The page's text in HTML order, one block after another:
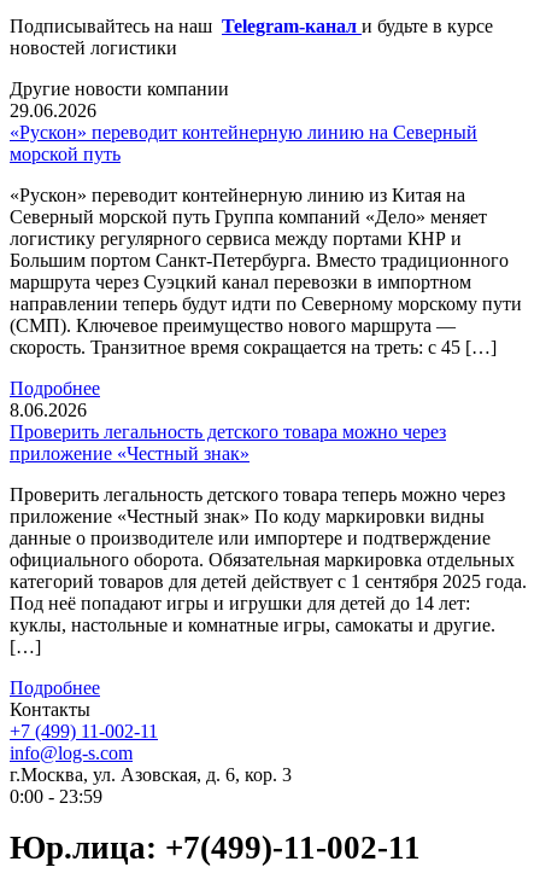
Подписывайтесь на наш Telegram-канал и будьте в курсе
новостей логистики
Другие новости компании
29.06.2026
«Рускон» переводит контейнерную линию на Северный
морской путь
«Рускон» переводит контейнерную линию из Китая на
Северный морской путь Группа компаний «Дело» меняет
логистику регулярного сервиса между портами КНР и
Большим портом Санкт-Петербурга. Вместо традиционного
маршрута через Суэцкий канал перевозки в импортном
направлении теперь будут идти по Северному морскому пути
(СМП). Ключевое преимущество нового маршрута —
скорость. Транзитное время сокращается на треть: с 45 […]
Подробнее
8.06.2026
Проверить легальность детского товара можно через
приложение «Честный знак»
Проверить легальность детского товара теперь можно через
приложение «Честный знак» По коду маркировки видны
данные о производителе или импортере и подтверждение
официального оборота. Обязательная маркировка отдельных
категорий товаров для детей действует с 1 сентября 2025 года.
Под неё попадают игры и игрушки для детей до 14 лет:
куклы, настольные и комнатные игры, самокаты и другие.
[…]
Подробнее
Контакты
+7 (499) 11-002-11
info@log-s.com
г.Москва, ул. Азовская, д. 6, кор. 3
0:00 - 23:59
Юр.лица: +7(499)-11-002-11